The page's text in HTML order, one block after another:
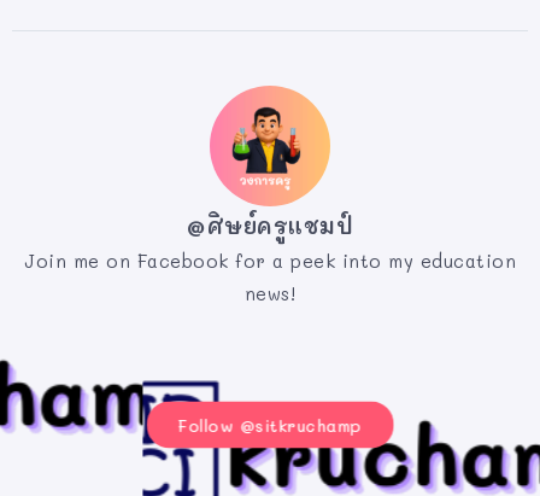
@ศิษย์ครูแชมป์
Join me on Facebook for a peek into my education
news!
Follow @sitkruchamp